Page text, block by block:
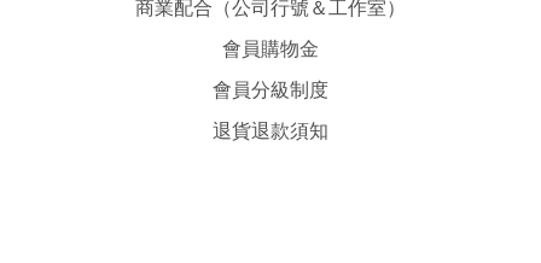
商業配合（公司行號＆工作室）
會員購物金
會員分級制度
退貨退款須知